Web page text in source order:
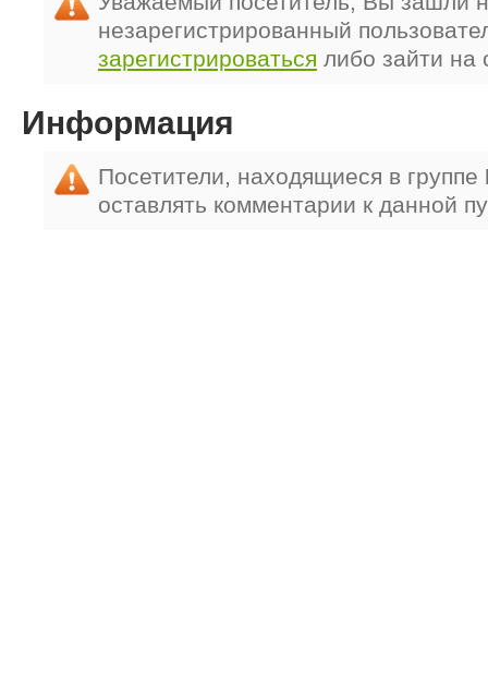
незарегистрированный
зарегистрироваться либо зайти на
Информация
Посетители, находящиеся в группе
оставлять комментарии к данной